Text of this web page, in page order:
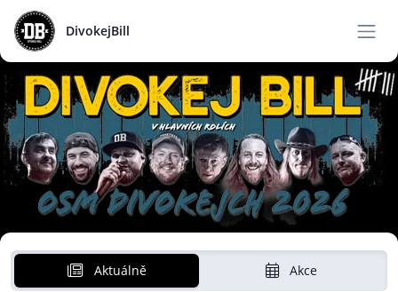
DivokejBill
Aktuálně Akce